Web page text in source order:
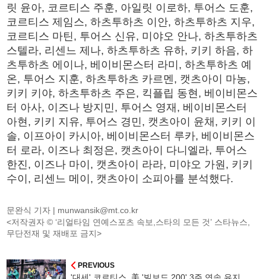
릿 윤아, 코르티스 주훈, 아일릿 이로하, 투어스 도훈,
코르티스 제임스, 하츠투하츠 이안, 하츠투하츠 지우,
코르티스 마틴, 투어스 신유, 미야오 안나, 하츠투하츠
스텔라, 리센느 제나, 하츠투하츠 유하, 키키 하음, 하
츠투하츠 에이나, 베이비몬스터 라미, 하츠투하츠 예
온, 투어스 지훈, 하츠투하츠 카르멘, 캣츠아이 마농,
키키 키야, 하츠투하츠 주은, 킥플립 동현, 베이비몬스
터 아사, 이즈나 방지민, 투어스 영재, 베이비몬스터
아현, 키키 지유, 투어스 경민, 캣츠아이 윤채, 키키 이
솔, 이프아이 카시아, 베이비몬스터 루카, 베이비몬스
터 로라, 이즈나 최정은, 캣츠아이 다니엘라, 투어스
한진, 이즈나 마이, 캣츠아이 라라, 미야오 가원, 키키
수이, 리센느 메이, 캣츠아이 소피아를 분석했다.
문완식 기자 | munwansik@mt.co.kr
<저작권자 © ‘리얼타임 연예스포츠 속보,스타의 모든 것’ 스타뉴스,
무단전재 및 재배포 금지>
PREVIOUS
'대세' 코르티스, 美 '빌보드 200' 3주 연속 유지